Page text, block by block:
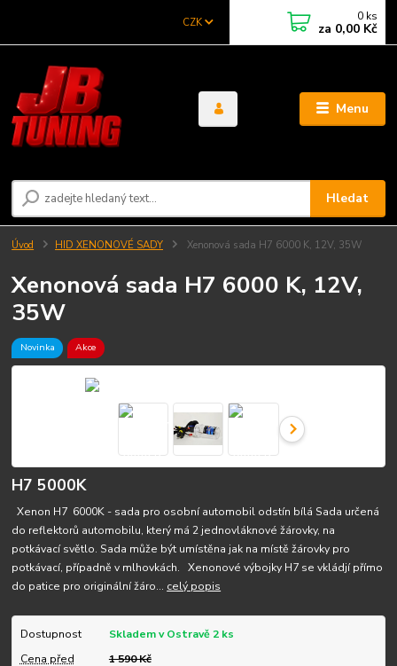
Menu
CZK
Hledat
0 ks
za 0,00 Kč
Úvod HID XENONOVÉ SADY Xenonová sada H7 6000 K, 12V, 35W
Xenonová sada H7 6000 K, 12V,
35W
Novinka Akce
H7 5000K
Xenon H7 6000K - sada pro osobní automobil odstín bílá Sada určená
do reflektorů automobilu, který má 2 jednovláknové žárovky, na
potkávací světlo. Sada může být umístěna jak na místě žárovky pro
potkávací, případně v mlhovkách. Xenonové výbojky H7 se vkládjí přímo
do patice pro originální žáro... celý popis
Dostupnost
Skladem v Ostravě 2 ks
Cena před
1 590 Kč